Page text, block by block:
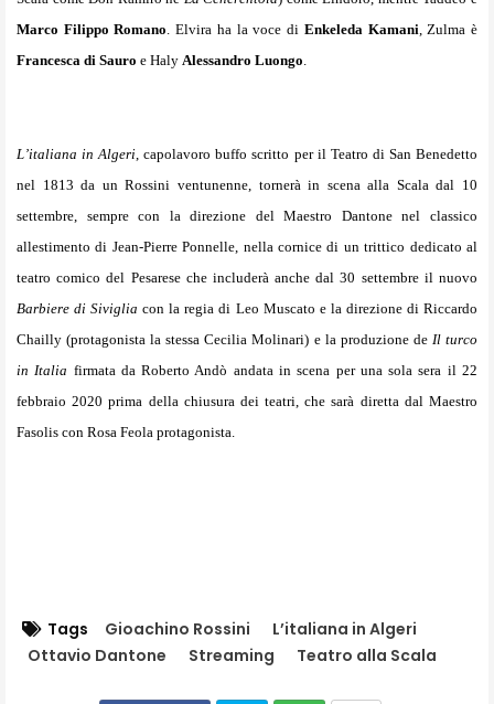
Marco Filippo Romano . Elvira ha la voce di Enkeleda Kamani , Zulma è
Francesca di Sauro e Haly Alessandro Luongo
L’italiana in Algeri , capolavoro buffo scritto per il Teatro di San Benedetto
nel 1813 da un Rossini ventunenne, tornerà in scena alla Scala dal 10
settembre, sempre con la direzione del Maestro Dantone nel classico
allestimento di Jean-Pierre Ponnelle, nella cornice di un trittico dedicato al
teatro comico del Pesarese che includerà anche dal 30 settembre il nuovo
Barbiere di Siviglia con la regia di Leo Muscato e la direzione di Riccardo
Chailly (protagonista la stessa Cecilia Molinari) e la produzione de Il turco
in Italia firmata da Roberto Andò andata in scena per una sola sera il 22
febbraio 2020 prima della chiusura dei teatri, che sarà diretta dal Maestro
Fasolis con Rosa Feola protagonista.
Tags Gioachino Rossini
L’italiana in Algeri
Ottavio Dantone
Streaming Teatro alla Scala